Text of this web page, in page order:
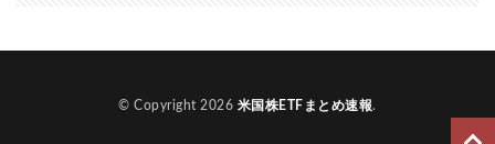
© Copyright 2026 米国株ETFまとめ速報.